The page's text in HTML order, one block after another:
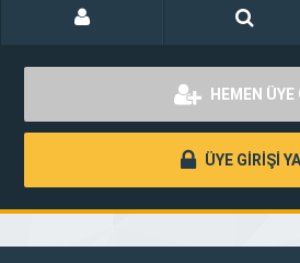
HEMEN ÜYE
ÜYE GİRİŞİ